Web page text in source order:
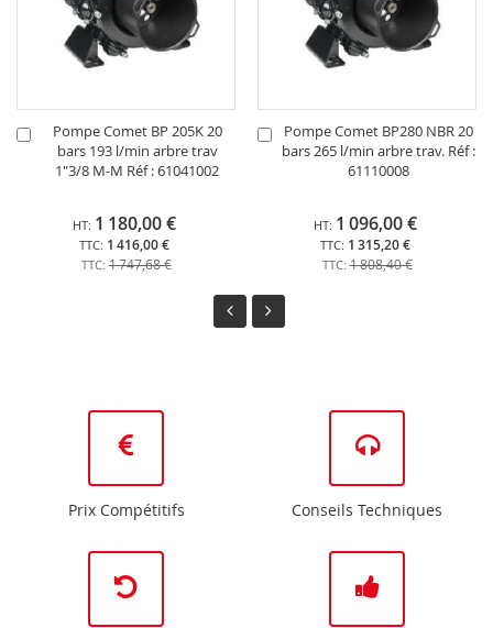
Pompe Comet BP 205K 20
bars 193 l/min arbre trav
1"3/8 M-M Réf : 61041002
1 416,00 €
1 180,00 €
1 747,68 €
Ajouter
panier
Pompe Comet BP280 NBR 20
bars 265 l/min arbre trav. Réf :
61110008
1 315,20 €
1 096,00 €
1 808,40 €
Ajouter
au
Prix Compétitifs Conseils Techniques